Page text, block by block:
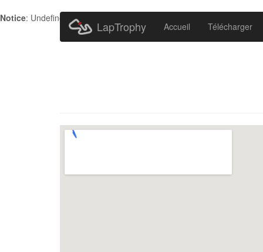
Notice: Undefined index: HTTP_ACCEPT_LANGUAGE in
LapTrophy Accueil Télécharger